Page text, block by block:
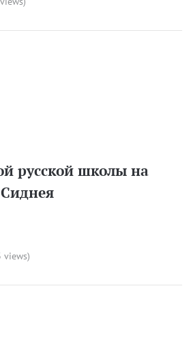
русской школы на
views)